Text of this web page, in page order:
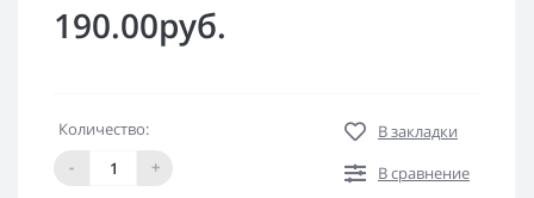
190.00руб.
Количество:
-
+
В закладки
В сравнение